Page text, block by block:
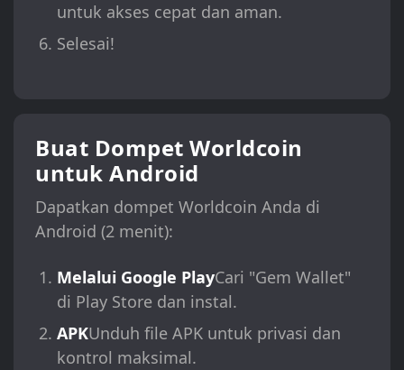
untuk akses cepat dan aman.
Selesai!
Buat Dompet Worldcoin
untuk Android
Dapatkan dompet Worldcoin Anda di
Android (2 menit):
Melalui Google PlayCari "Gem Wallet"
di Play Store dan instal.
APKUnduh file APK untuk privasi dan
kontrol maksimal.